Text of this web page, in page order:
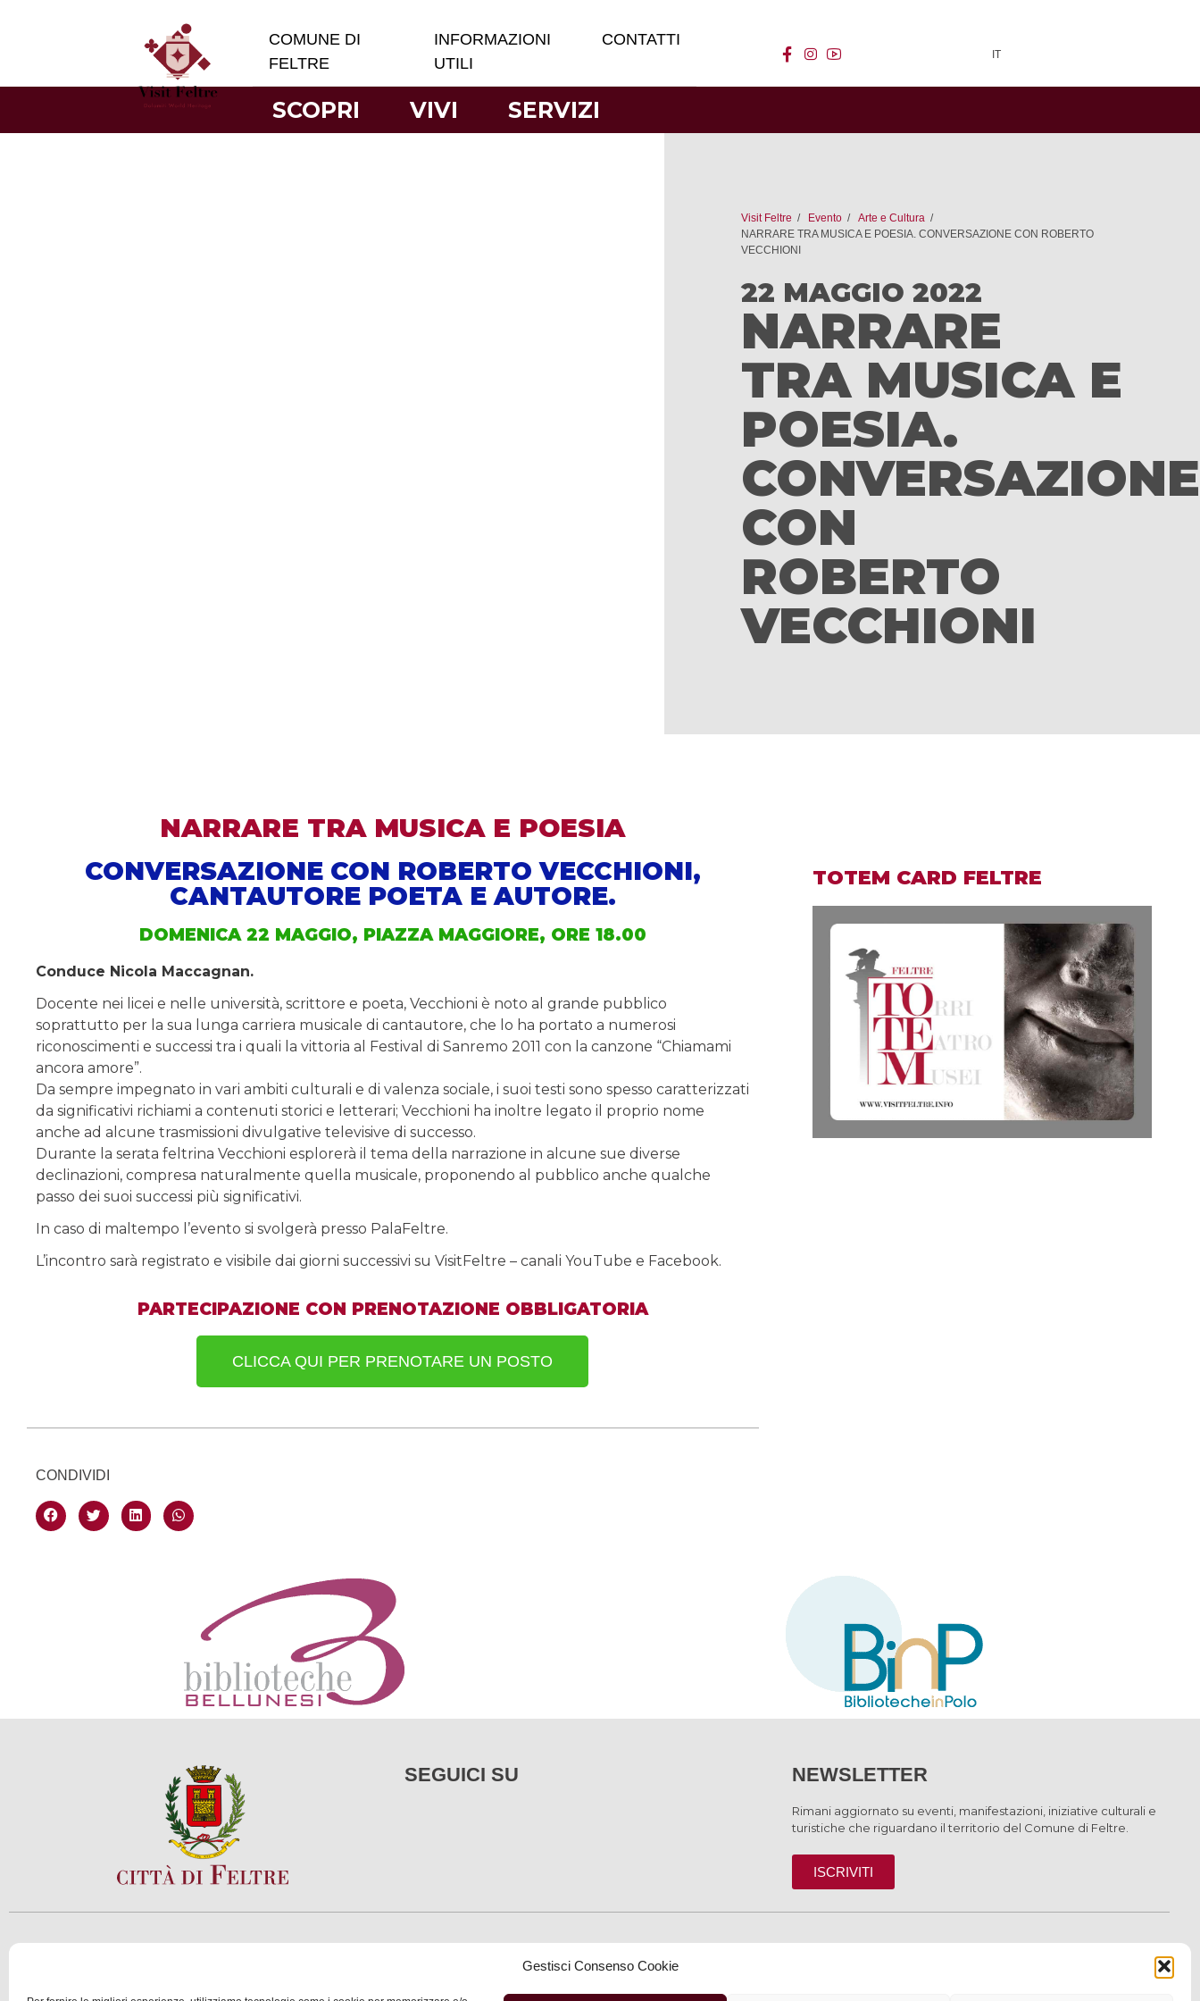
Gestisci Consenso Cookie
COMUNE DI
FELTRE
INFORMAZIONI
UTILI
CONTATTI
facebook
instagram IT
SCOPRI VIVI SERVIZI
Visit Feltre Evento
Arte e Cultura
NARRARE TRA MUSICA E POESIA. CONVERSAZIONE CON ROBERTO
VECCHIONI
22 MAGGIO 2022
NARRARE
TRA MUSICA E
POESIA.
CONVERSAZIONE
CON
ROBERTO
VECCHIONI
NARRARE TRA MUSICA E POESIA
CONVERSAZIONE CON ROBERTO VECCHIONI,
CANTAUTORE POETA E AUTORE.
DOMENICA 22 MAGGIO, PIAZZA MAGGIORE, ORE 18.00
Conduce Nicola Maccagnan.
Docente nei licei e nelle università, scrittore e poeta, Vecchioni è noto al grande pubblico
soprattutto per la sua lunga carriera musicale di cantautore, che lo ha portato a numerosi
riconoscimenti e successi tra i quali la vittoria al Festival di Sanremo 2011 con la canzone “Chiamami
ancora amore”.
Da sempre impegnato in vari ambiti culturali e di valenza sociale, i suoi testi sono spesso caratterizzati
da significativi richiami a contenuti storici e letterari; Vecchioni ha inoltre legato il proprio nome
anche ad alcune trasmissioni divulgative televisive di successo.
Durante la serata feltrina Vecchioni esplorerà il tema della narrazione in alcune sue diverse
declinazioni, compresa naturalmente quella musicale, proponendo al pubblico anche qualche
passo dei suoi successi più significativi.
In caso di maltempo l’evento si svolgerà presso PalaFeltre.
L’incontro sarà registrato e visibile dai giorni successivi su VisitFeltre – canali YouTube e Facebook.
PARTECIPAZIONE CON PRENOTAZIONE OBBLIGATORIA
CLICCA QUI PER PRENOTARE UN POSTO
CONDIVIDI
TOTEM CARD FELTRE
SEGUICI SU NEWSLETTER
Rimani aggiornato su eventi, manifestazioni, iniziative culturali e
turistiche che riguardano il territorio del Comune di Feltre.
ISCRIVITI
SERVIZI